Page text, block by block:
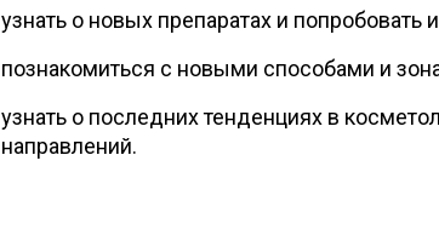
узнать о новых препаратах и попробовать
познакомиться с новыми способами и
узнать о последних тенденциях в
направлений.